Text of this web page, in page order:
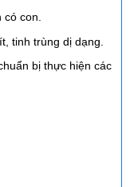
có con.
tinh trùng dị dạng.
bị thực hiện các